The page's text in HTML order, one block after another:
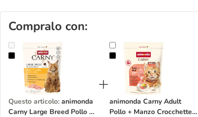
Compralo con:
animonda Carny Large Breed Pollo + Salmone Crocchette
Questo articolo: animonda
Carny Large Breed Pollo +
animonda Carny Adult
animonda Carny Adult
Pollo + Manzo Crocchette